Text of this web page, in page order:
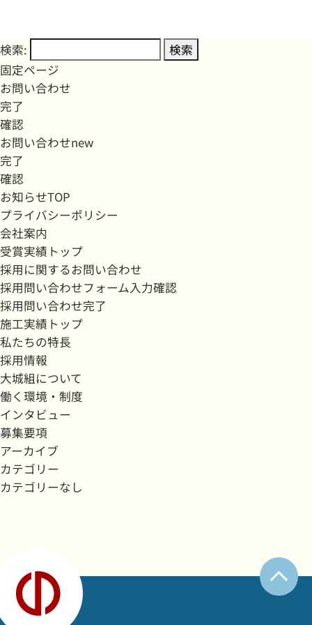
検索:
固定ページ
お問い合わせ
完了
確認
お問い合わせnew
完了
確認
お知らせTOP
プライバシーポリシー
会社案内
受賞実績トップ
採用に関するお問い合わせ
採用問い合わせフォーム入力確認
採用問い合わせ完了
施工実績トップ
私たちの特長
採用情報
大城組について
働く環境・制度
インタビュー
募集要項
アーカイブ
カテゴリー
カテゴリーなし